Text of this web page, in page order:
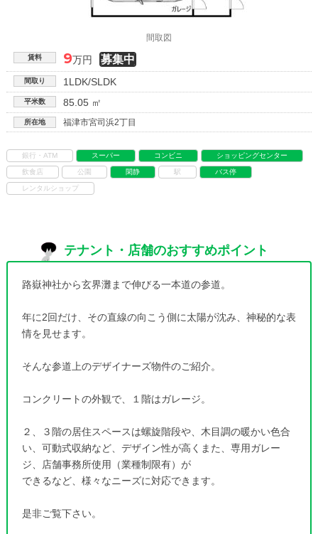
間取図
賃料 9万円
間取り 1LDK/SLDK
平米数 85.05 ㎡
所在地 福津市宮司浜2丁目
銀行・ATM スーパー コンビニ ショッピングセンター
飲食店 公園 閑静 駅 バス停
レンタルショップ
テナント・店舗のおすすめポイント
路嶽神社から玄界灘まで伸びる一本道の参道。
年に2回だけ、その直線の向こう側に太陽が沈み、神秘的な表
情を見せます。
そんな参道上のデザイナーズ物件のご紹介。
コンクリートの外観で、１階はガレージ。
２、３階の居住スペースは螺旋階段や、木目調の暖かい色合
い、可動式収納など、デザイン性が高くまた、専用ガレー
ジ、店舗事務所使用（業種制限有）が
できるなど、様々なニーズに対応できます。
是非ご覧下さい。